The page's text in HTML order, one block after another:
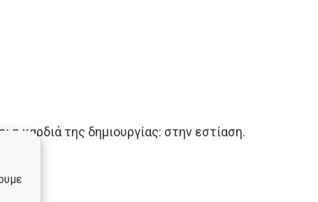
η καρδιά της δημιουργίας: στην εστίαση.